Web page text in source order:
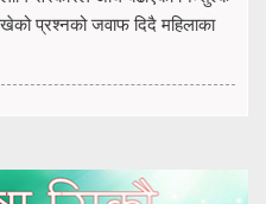
प्रश्नको जवाफ दिदै महिलाका